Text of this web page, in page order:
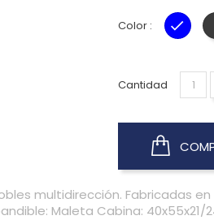
Color : AZUL
Cantidad
multidirección. Fabricadas
Maleta Cabina: